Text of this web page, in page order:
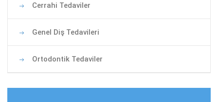
Cerrahi Tedaviler
Genel Diş Tedavileri
Ortodontik Tedaviler